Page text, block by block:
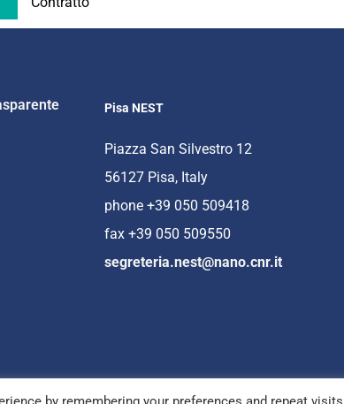
Pisa NEST
Piazza San Silvestro 12
56127 Pisa, Italy
phone +39 050 509418
fax +39 050 509550
segreteria.nest@nano.cnr.it